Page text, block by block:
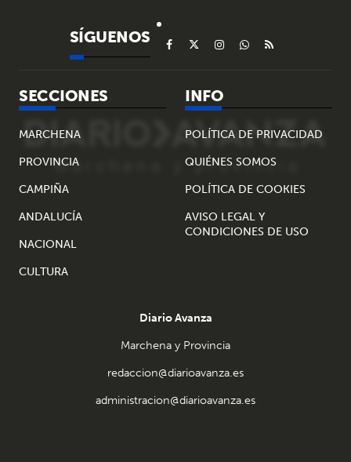
SÍGUENOS
SECCIONES
MARCHENA
PROVINCIA
CAMPIÑA
ANDALUCÍA
NACIONAL
CULTURA
INFO
POLÍTICA DE PRIVACIDAD
QUIÉNES SOMOS
POLÍTICA DE COOKIES
AVISO LEGAL Y
CONDICIONES DE USO
Diario Avanza
Marchena y Provincia
redaccion@diarioavanza.es
administracion@diarioavanza.es